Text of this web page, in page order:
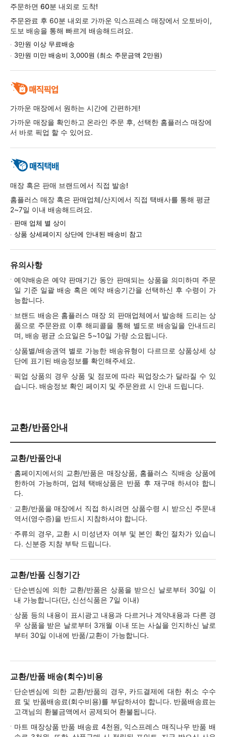
주문하면 60분 내외로 도착!
주문완료 후 60분 내외로 가까운 익스프레스 매장에서 오토바이,
도보 배송을 통해 빠르게 배송해드려요.
3만원 이상 무료배송
3만원 미만 배송비 3,000원 (최소 주문금액 2만원)
가까운 매장에서 원하는 시간에 간편하게!
가까운 매장을 확인하고 온라인 주문 후, 선택한 홈플러스 매장에
서 바로 픽업 할 수 있어요.
매장 혹은 판매 브랜드에서 직접 발송!
홈플러스 매장 혹은 판매업체/산지에서 직접 택배사를 통해 평균
2~7일 이내 배송해드려요.
판매 업체 별 상이
상품 상세페이지 상단에 안내된 배송비 참고
유의사항
예약배송은 예약 판매기간 동안 판매되는 상품을 의미하며 주문
일 기준 일괄 배송 혹은 예약 배송기간을 선택하신 후 수령이 가
능합니다.
브랜드 배송은 홈플러스 매장 외 판매업체에서 발송해 드리는 상
품으로 주문완료 이후 해피콜을 통해 별도로 배송일을 안내드리
며, 배송 평균 소요일은 5~10일 가량 소요됩니다.
상품별/배송권역 별로 가능한 배송유형이 다르므로 상품상세 상
단에 표기된 배송정보를 확인해주세요.
픽업 상품의 경우 상품 및 점포에 따라 픽업장소가 달라질 수 있
습니다. 배송정보 확인 페이지 및 주문완료 시 안내 드립니다.
교환/반품안내
교환/반품안내
홈페이지에서의 교환/반품은 매장상품, 홈플러스 직배송 상품에
한하여 가능하며, 업체 택배상품은 반품 후 재구매 하셔야 합니
다.
교환/반품을 매장에서 직접 하시려면 상품수령 시 받으신 주문내
역서(영수증)을 반드시 지참하셔야 합니다.
주류의 경우, 교환 시 미성년자 여부 및 본인 확인 절차가 있습니
다. 신분증 지참 부탁 드립니다.
교환/반품 신청기간
단순변심에 의한 교환/반품은 상품을 받으신 날로부터 30일 이
내 가능합니다(단, 신선식품은 7일 이내)
상품 등의 내용이 표시광고 내용과 다르거나 계약내용과 다른 경
우 상품을 받은 날로부터 3개월 이내 또는 사실을 인지하신 날로
부터 30일 이내에 반품/교환이 가능합니다.
교환/반품 배송(회수)비용
단순변심에 의한 교환/반품의 경우, 카드결제에 대한 취소 수수
료 및 반품배송료(회수비용)를 부담하셔야 합니다. 반품배송료는
고객님의 환불금액에서 공제되어 환불됩니다.
마트 매장상품 반품 배송료 4천원, 익스프레스 매직나우 반품 배